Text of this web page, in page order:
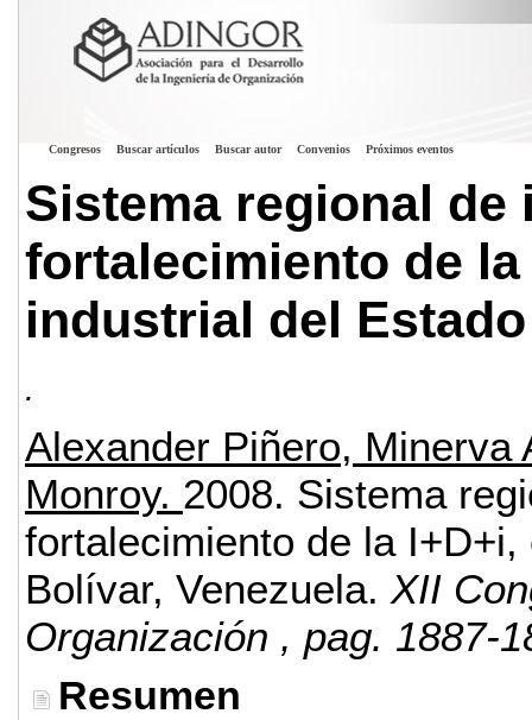
Congresos Buscar artículos Buscar autor Convenios Próximos eventos
Sistema regional de
fortalecimiento de
industrial del
.
Alexander Piñero,
Monroy. 2008. Sistema
fortalecimiento de la
Bolívar, Venezuela. XII
Organización , pag. 1887-
Resumen